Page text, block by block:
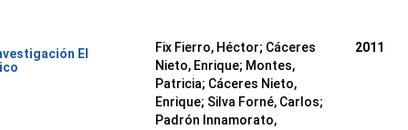
El
Fix Fierro, Héctor; Cáceres
Nieto, Enrique; Montes,
Patricia; Cáceres Nieto,
Enrique; Silva Forné, Carlos;
Padrón Innamorato,
2011